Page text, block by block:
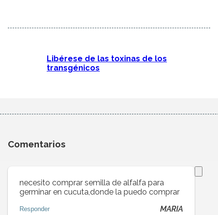
Libérese de las toxinas de los
transgénicos
Comentarios
necesito comprar semilla de alfalfa para
germinar en cucuta,donde la puedo comprar
Responder MARIA